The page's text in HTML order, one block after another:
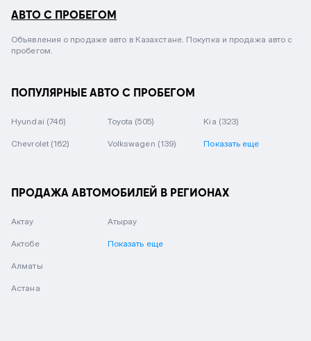
АВТО С ПРОБЕГОМ
Объявления о продаже авто в Казахстане. Покупка и продажа авто с
пробегом.
ПОПУЛЯРНЫЕ АВТО С ПРОБЕГОМ
Hyundai (746) Toyota (505) Kia (323)
Chevrolet (162) Volkswagen (139) Показать еще
ПРОДАЖА АВТОМОБИЛЕЙ В РЕГИОНАХ
Актау
Актобе
Алматы
Астана
Атырау
Показать еще